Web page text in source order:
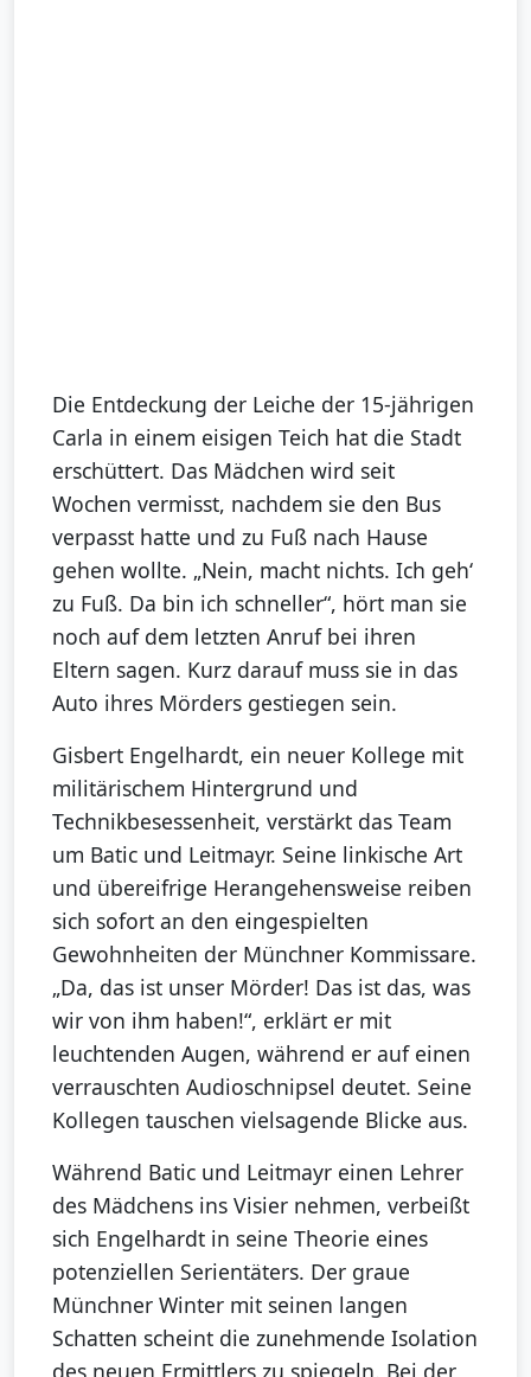
Die Entdeckung der Leiche der 15-jährigen
Carla in einem eisigen Teich hat die Stadt
erschüttert. Das Mädchen wird seit
Wochen vermisst, nachdem sie den Bus
verpasst hatte und zu Fuß nach Hause
gehen wollte. „Nein, macht nichts. Ich geh‘
zu Fuß. Da bin ich schneller“, hört man sie
noch auf dem letzten Anruf bei ihren
Eltern sagen. Kurz darauf muss sie in das
Auto ihres Mörders gestiegen sein.
Gisbert Engelhardt, ein neuer Kollege mit
militärischem Hintergrund und
Technikbesessenheit, verstärkt das Team
um Batic und Leitmayr. Seine linkische Art
und übereifrige Herangehensweise reiben
sich sofort an den eingespielten
Gewohnheiten der Münchner Kommissare.
„Da, das ist unser Mörder! Das ist das, was
wir von ihm haben!“, erklärt er mit
leuchtenden Augen, während er auf einen
verrauschten Audioschnipsel deutet. Seine
Kollegen tauschen vielsagende Blicke aus.
Während Batic und Leitmayr einen Lehrer
des Mädchens ins Visier nehmen, verbeißt
sich Engelhardt in seine Theorie eines
potenziellen Serientäters. Der graue
Münchner Winter mit seinen langen
Schatten scheint die zunehmende Isolation